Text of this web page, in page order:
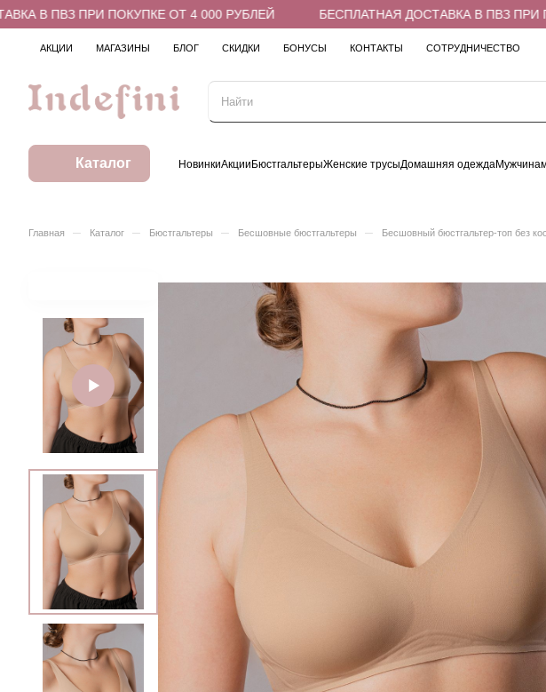
В ПВЗ ПРИ ПОКУПКЕ ОТ 4 000 РУБЛЕЙ БЕСПЛАТНАЯ ДОСТАВКА В ПВЗ ПРИ
АКЦИИ МАГАЗИНЫ БЛОГ СКИДКИ БОНУСЫ КОНТАКТЫ СОТРУДНИЧЕСТВО
Каталог НовинкиАкцииБюстгальтерыЖенские трусыДомашняя одежда
Главная – Каталог – Бюстгальтеры – Бесшовные бюстгальтеры – Бесшовный бюстгальтер-топ без